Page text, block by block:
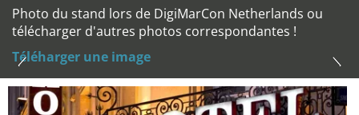
Photo du stand lors de DigiMarCon Netherlands ou
télécharger d'autres photos correspondantes !
Téléharger une image